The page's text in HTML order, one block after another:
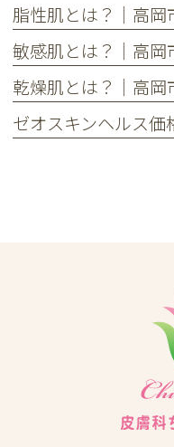
脂性肌とは？｜高
敏感肌とは？｜高
乾燥肌とは？｜高
ゼオスキンヘルス価